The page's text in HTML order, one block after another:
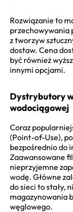
Rozwiązanie to
przechowywania
z tworzyw
dostaw. Cena
być również
innymi opcjami.
Dystrybutory
wodociągowej
Coraz
(Point-of-Use),
bezpośrednio do
Zaawansowane
nieprzyjemne
wodę. Główne
do sieci to stały,
magazynowania
węglowego.